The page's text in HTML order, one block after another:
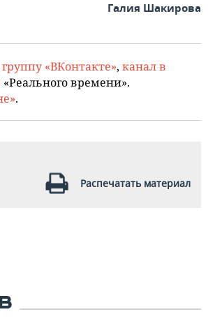
Галия Шакирова
группу «ВКонтакте», канал в
«Реального времени».
.
Распечатать материал